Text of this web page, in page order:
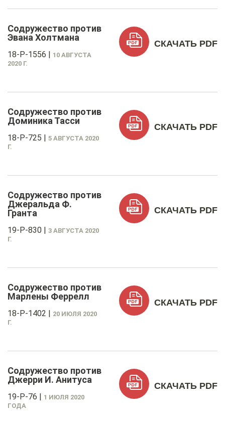
Содружество против
Эвана Холтмана
18-P-1556 | 10 АВГУСТА
2020 Г.
СКАЧАТЬ PDF
Содружество против
Доминика Тасси
18-P-725 | 5 АВГУСТА 2020
Г.
СКАЧАТЬ PDF
Содружество против
Джеральда Ф.
Гранта
19-P-830 | 3 АВГУСТА 2020
Г.
СКАЧАТЬ PDF
Содружество против
Марлены Феррелл
18-P-1402 | 20 ИЮЛЯ 2020
Г.
СКАЧАТЬ PDF
Содружество против
Джерри И. Анитуса
19-P-76 | 1 ИЮЛЯ 2020
ГОДА
СКАЧАТЬ PDF